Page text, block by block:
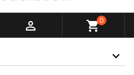
 shopping_cart0